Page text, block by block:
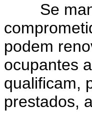
Se
podem
ocupantes
qualificam,
prestados,